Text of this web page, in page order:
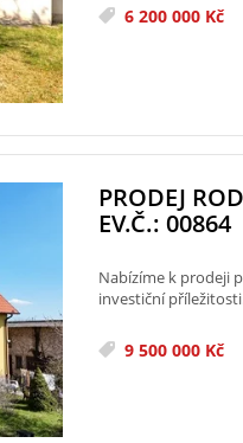
6 200 000 Kč
PRODEJ
EV.Č.: 00864
Nabízíme k prodeji
investiční
9 500 000 Kč